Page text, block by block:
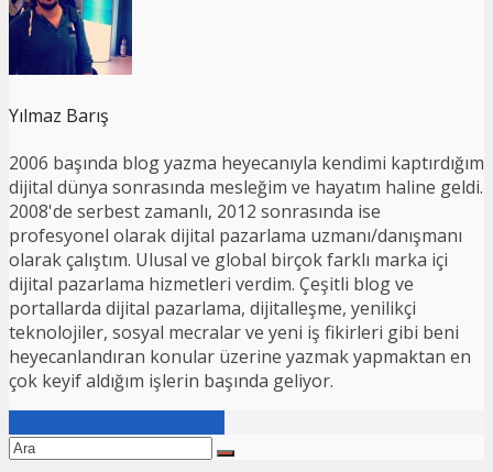
Yılmaz Barış
2006 başında blog yazma heyecanıyla kendimi kaptırdığım
dijital dünya sonrasında mesleğim ve hayatım haline geldi.
2008'de serbest zamanlı, 2012 sonrasında ise
profesyonel olarak dijital pazarlama uzmanı/danışmanı
olarak çalıştım. Ulusal ve global birçok farklı marka içi
dijital pazarlama hizmetleri verdim. Çeşitli blog ve
portallarda dijital pazarlama, dijitalleşme, yenilikçi
teknolojiler, sosyal mecralar ve yeni iş fikirleri gibi beni
heyecanlandıran konular üzerine yazmak yapmaktan en
çok keyif aldığım işlerin başında geliyor.